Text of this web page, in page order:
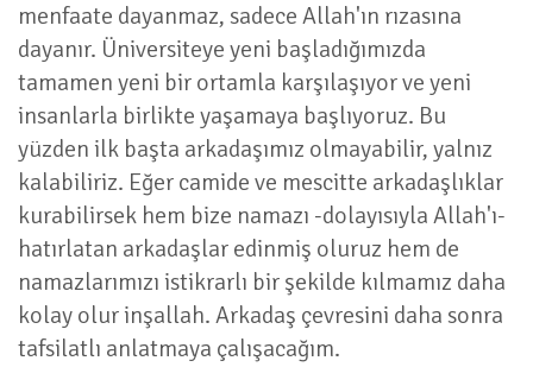
menfaate dayanmaz, sadece Allah'ın rızasına
dayanır. Üniversiteye yeni başladığımızda
tamamen yeni bir ortamla karşılaşıyor ve yeni
insanlarla birlikte yaşamaya başlıyoruz. Bu
yüzden ilk başta arkadaşımız olmayabilir, yalnız
kalabiliriz. Eğer camide ve mescitte arkadaşlıklar
kurabilirsek hem bize namazı -dolayısıyla Allah'ı-
hatırlatan arkadaşlar edinmiş oluruz hem de
namazlarımızı istikrarlı bir şekilde kılmamız daha
kolay olur inşallah. Arkadaş çevresini daha sonra
tafsilatlı anlatmaya çalışacağım.